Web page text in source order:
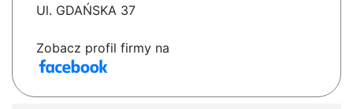
Ul. GDAŃSKA 37
Zobacz profil firmy na